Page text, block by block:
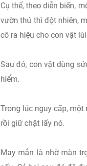
Cụ thể, theo diễn biến,
vườn thú thì đột nhiên,
cô ra hiệu cho con vật
Sau đó, con vật dùng
hiểm.
Trong lúc nguy cấp,
rồi giữ chặt lấy nó.
May mắn là nhờ màn